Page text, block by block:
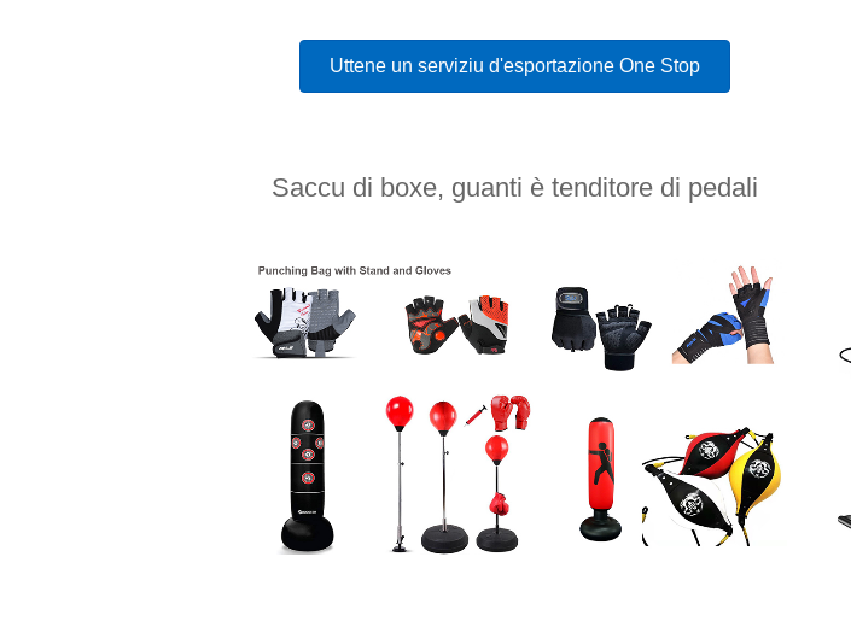
Uttene un serviziu d'esportazione One Stop
Saccu di boxe, guanti è tenditore di pedali